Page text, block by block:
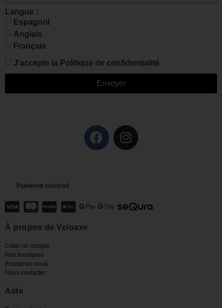
Langue :
Espagnol
Anglais
Français
J'accepte la Politique de confidentialité
Envoyer
Paiement sécurisé
À propos de Veloaxe
Créer un compte
Nos boutiques
Rejoignez-nous
Nous contacter
Aide